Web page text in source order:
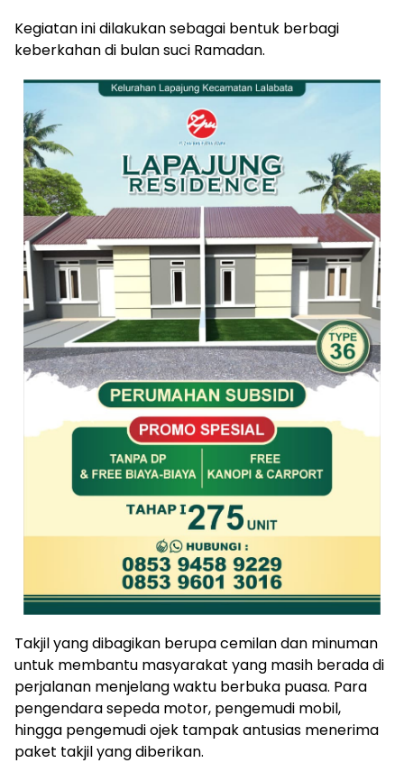
Kegiatan ini dilakukan sebagai bentuk berbagi
keberkahan di bulan suci Ramadan.
Takjil yang dibagikan berupa cemilan dan minuman
untuk membantu masyarakat yang masih berada di
perjalanan menjelang waktu berbuka puasa. Para
pengendara sepeda motor, pengemudi mobil,
hingga pengemudi ojek tampak antusias menerima
paket takjil yang diberikan.